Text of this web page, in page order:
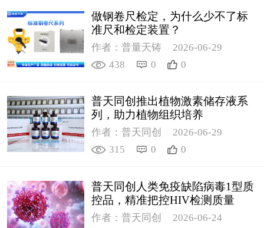
做钢卷尺检定，为什么少不了标
准尺和检定装置？
作者：普量天铸
2026-06-29
438
0 0
普天同创推出植物激素储存液系
列，助力植物组织培养
作者：普天同创
2026-06-29
315
0 0
普天同创人类免疫缺陷病毒1型质
控品，精准把控HIV检测质量
作者：普天同创
2026-06-24